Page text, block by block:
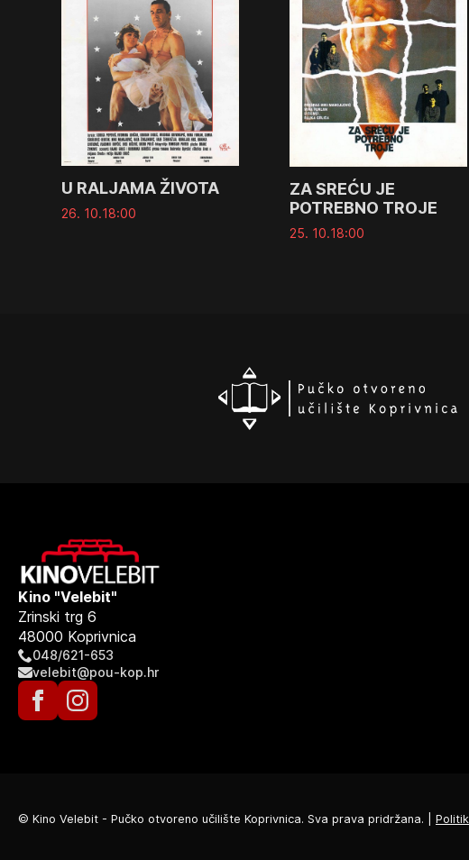
U RALJAMA ŽIVOTA
26. 10.18:00
ZA SREĆU JE
POTREBNO TROJE
25. 10.18:00
Kino "Velebit"
Zrinski trg 6
48000 Koprivnica
048/621-653
velebit@pou-kop.hr
© Kino Velebit - Pučko otvoreno učilište Koprivnica. Sva prava pridržana. |